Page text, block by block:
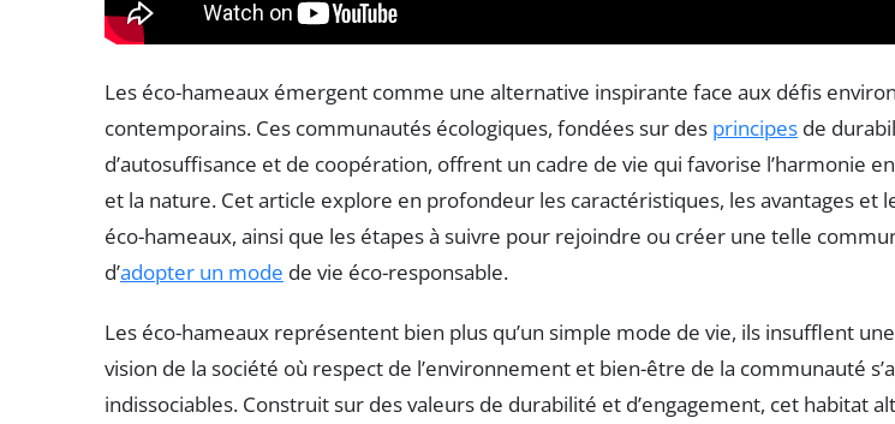
Les éco-hameaux émergent comme une alternative inspirante face aux défis
contemporains. Ces communautés écologiques, fondées sur des principes de
d’autosuffisance et de coopération, offrent un cadre de vie qui favorise l’harmonie
et la nature. Cet article explore en profondeur les caractéristiques, les avantages et
éco-hameaux, ainsi que les étapes à suivre pour rejoindre ou créer une telle
d’adopter un mode de vie éco-responsable.
Les éco-hameaux représentent bien plus qu’un simple mode de vie, ils insufflent
vision de la société où respect de l’environnement et bien-être de la communauté
indissociables. Construit sur des valeurs de durabilité et d’engagement, cet habitat